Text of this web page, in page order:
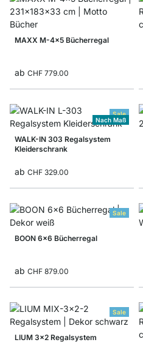
MAXX M-4x5 Bücherregal
ab CHF 779.00
Sale
Nach Maß
WALK-IN 303 Regalsystem
Kleiderschrank
ab CHF 329.00
Sale
BOON 6x6 Bücherregal
ab CHF 879.00
Sale
LIUM 3x2 Regalsystem